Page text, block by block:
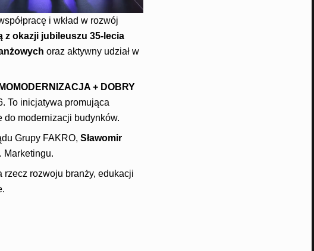
i wkład w rozwój
z okazji jubileuszu 35-lecia
oraz aktywny udział w
+ DOBRY
To inicjatywa promująca
do modernizacji budynków.
Grupy FAKRO, Sławomir
Marketingu.
rzecz rozwoju branży, edukacji